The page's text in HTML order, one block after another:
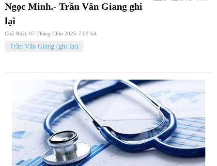
Ngọc Minh.- Trần Văn Giang ghi
lại
Chủ Nhật, 07 Tháng Chín 2025 7:09 SA
Trần Văn Giang (ghi lại)